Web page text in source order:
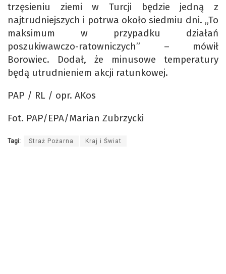
trzęsieniu ziemi w Turcji będzie jedną z
najtrudniejszych i potrwa około siedmiu dni. „To
maksimum w przypadku działań
poszukiwawczo-ratowniczych” – mówił
Borowiec. Dodał, że minusowe temperatury
będą utrudnieniem akcji ratunkowej.
PAP / RL / opr. AKos
Fot. PAP/EPA/Marian Zubrzycki
Tagi: Straż Pożarna Kraj i Świat